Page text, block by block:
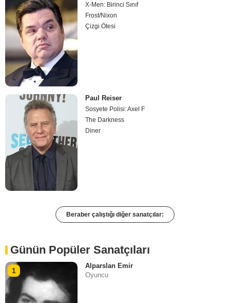
X-Men: Birinci Sınıf
Frost/Nixon
Çizgi Ötesi
Paul Reiser
Sosyete Polisi: Axel F
The Darkness
Diner
Beraber çalıştığı diğer sanatçılar:
Günün Popüler Sanatçıları
1
Alparslan Emir
Oyuncu